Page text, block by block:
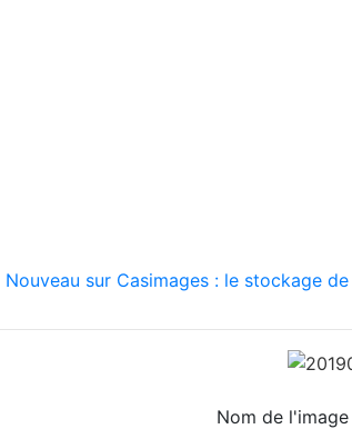
Nouveau sur Casimages : le stockage
Nom de l'image